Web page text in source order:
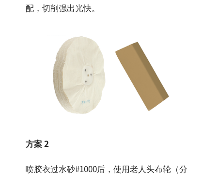
配，切削强出光快。
方案 2
喷胶衣过水砂#1000后，使用老人头布轮（分